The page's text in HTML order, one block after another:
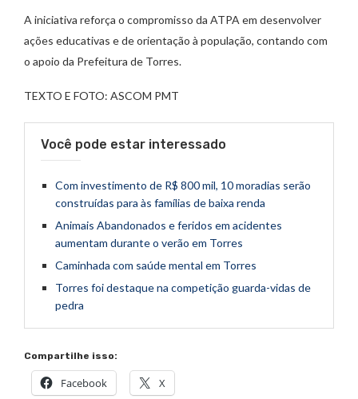
A iniciativa reforça o compromisso da ATPA em desenvolver
ações educativas e de orientação à população, contando com
o apoio da Prefeitura de Torres.
TEXTO E FOTO: ASCOM PMT
Você pode estar interessado
Com investimento de R$ 800 mil, 10 moradias serão
construídas para às famílias de baixa renda
Animais Abandonados e feridos em acidentes
aumentam durante o verão em Torres
Caminhada com saúde mental em Torres
Torres foi destaque na competição guarda-vidas de
pedra
Compartilhe isso:
Facebook X